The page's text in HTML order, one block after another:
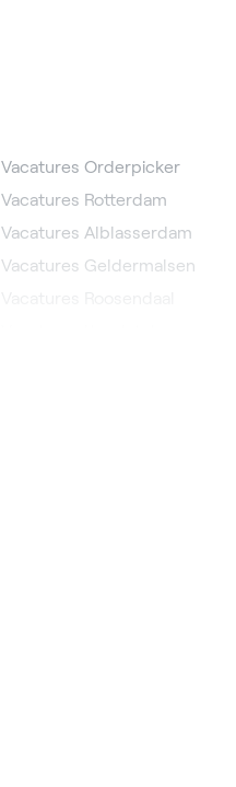
Vacatures Orderpicker
Vacatures Rotterdam
Vacatures Alblasserdam
Vacatures Geldermalsen